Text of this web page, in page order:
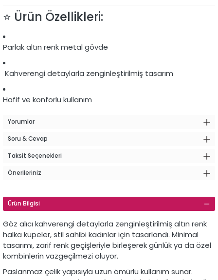
⭐️ Ürün Özellikleri:
Parlak altın renk metal gövde
Kahverengi detaylarla zenginleştirilmiş tasarım
Hafif ve konforlu kullanım
Yorumlar
Soru & Cevap
Taksit Seçenekleri
Önerileriniz
Ürün Bilgisi
Göz alıcı kahverengi detaylarla zenginleştirilmiş altın renk
halka küpeler, stil sahibi kadınlar için tasarlandı. Minimal
tasarımı, zarif renk geçişleriyle birleşerek günlük ya da özel
kombinlerin vazgeçilmezi oluyor.
Paslanmaz çelik yapısıyla uzun ömürlü kullanım sunar.